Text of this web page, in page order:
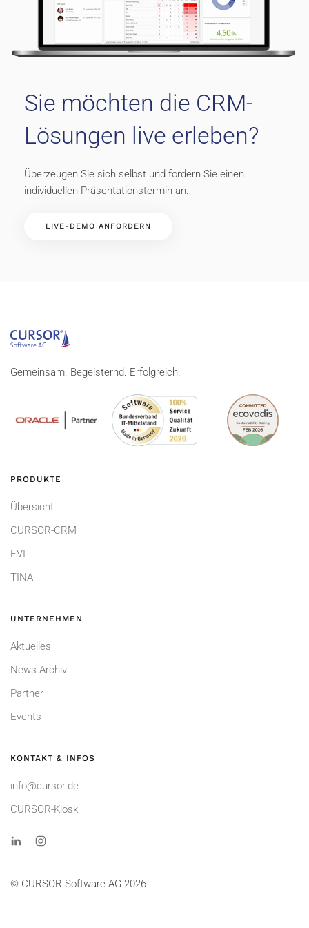
Sie möchten die CRM-
Lösungen live erleben?
Überzeugen Sie sich selbst und fordern Sie einen
individuellen Präsentationstermin an.
LIVE-DEMO ANFORDERN
Gemeinsam. Begeisternd. Erfolgreich.
PRODUKTE
Übersicht
CURSOR-CRM
EVI
TINA
UNTERNEHMEN
Aktuelles
News-Archiv
Partner
Events
KONTAKT & INFOS
info@cursor.de
CURSOR-Kiosk
© CURSOR Software AG 2026